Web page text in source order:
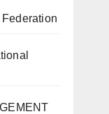
Federation